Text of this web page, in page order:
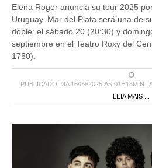
Elena Roger anuncia su tour 2025
Uruguay. Mar del Plata será una de
doble: el sábado 20 (20:30) y
septiembre en el Teatro Roxy del
1750).
PUBLICADO DIA 16/09/2025 ÀS 01H18MIN |
LEIA MAIS ...